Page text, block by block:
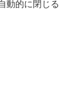
動的に閉じる